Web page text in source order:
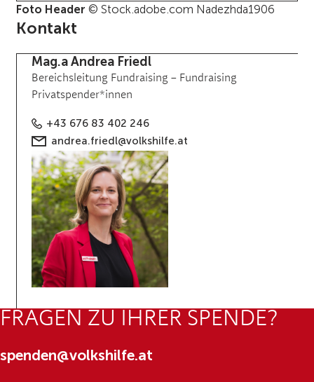
Foto Header © Stock.adobe.com Nadezhda1906
Kontakt
Mag.a Andrea Friedl
Bereichsleitung Fundraising – Fundraising
Privatspender*innen
+43 676 83 402 246
andrea.friedl@volkshilfe.at
FRAGEN ZU IHRER SPENDE?
spenden@volkshilfe.at